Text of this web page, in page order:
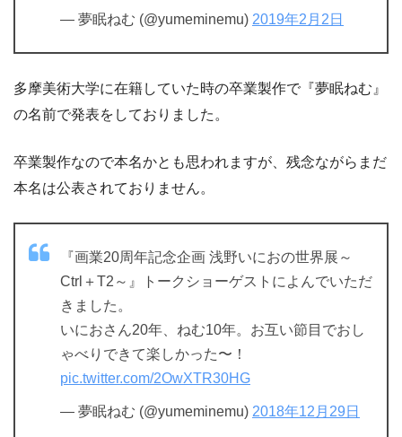
— 夢眠ねむ (@yumeminemu) 2019年2月2日
多摩美術大学に在籍していた時の卒業製作で『夢眠ねむ』
の名前で発表をしておりました。
卒業製作なので本名かとも思われますが、残念ながらまだ
本名は公表されておりません。
『画業20周年記念企画 浅野いにおの世界展～
Ctrl＋T2～』トークショーゲストによんでいただ
きました。
いにおさん20年、ねむ10年。お互い節目でおし
ゃべりできて楽しかった〜！
pic.twitter.com/2OwXTR30HG
— 夢眠ねむ (@yumeminemu) 2018年12月29日